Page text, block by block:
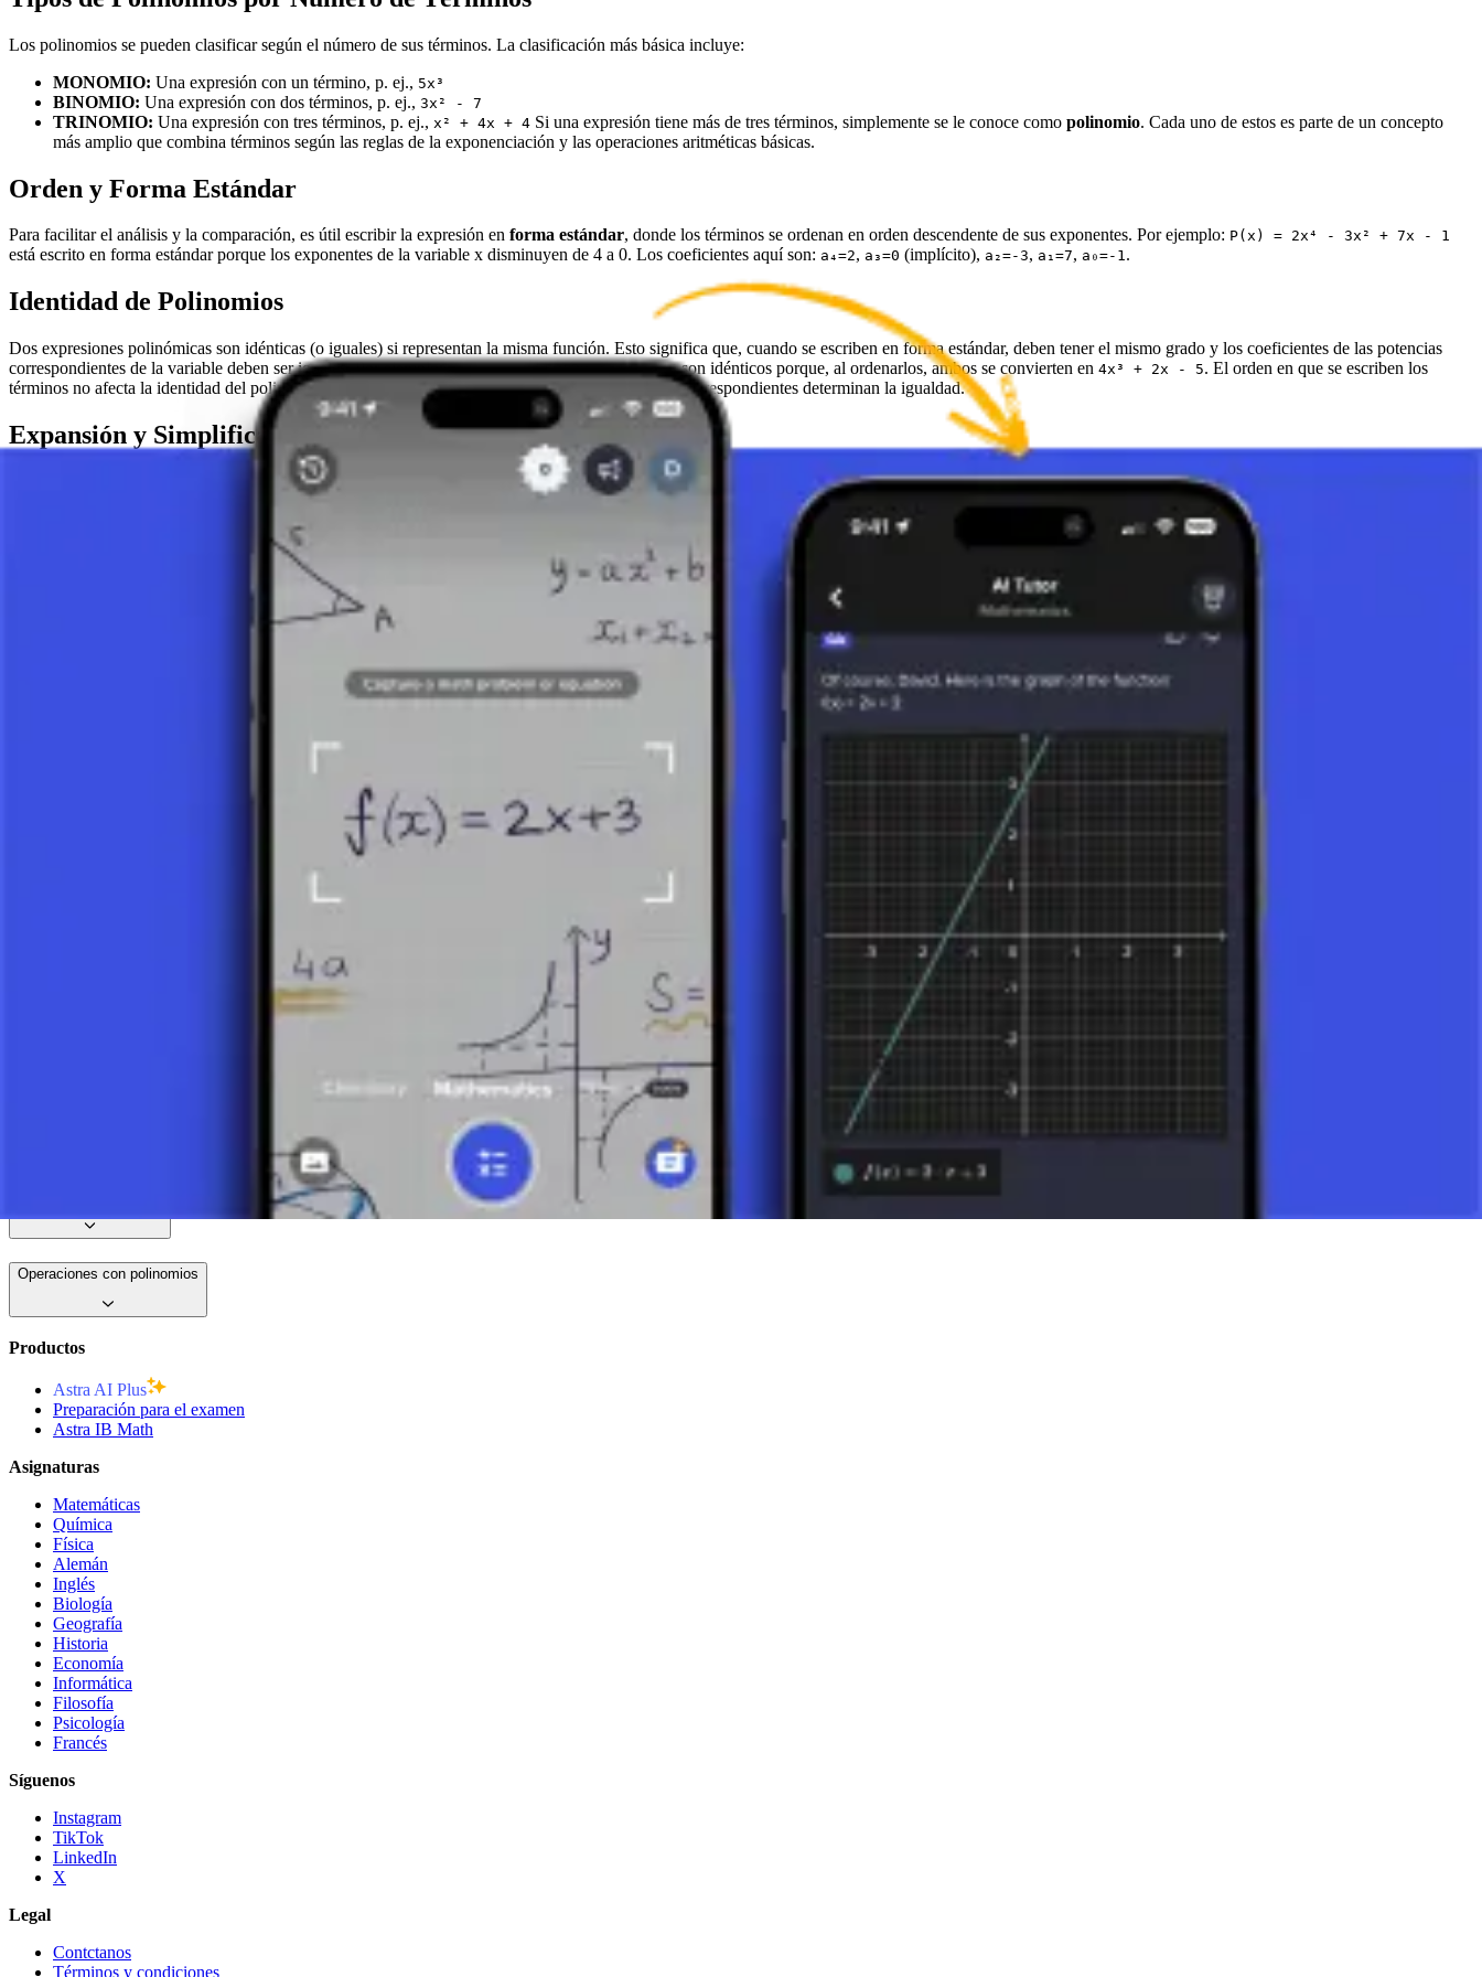
Los polinomios se pueden clasificar según el número de sus términos. La clasificación más básica incluye:
MONOMIO: Una expresión con un término, p. ej., 5x³
BINOMIO: Una expresión con dos términos, p. ej., 3x² - 7
TRINOMIO: Una expresión con tres términos, p. ej., x² + 4x + 4 Si una expresión tiene más de tres términos, simplemente se le conoce como polinomio. Cada uno de estos es parte de un concepto
más amplio que combina términos según las reglas de la exponenciación y las operaciones aritméticas básicas.
Orden y Forma Estándar
Para facilitar el análisis y la comparación, es útil escribir la expresión en forma estándar, donde los términos se ordenan en orden descendente de sus exponentes. Por ejemplo: P(x) = 2x⁴ - 3x² + 7x - 1
está escrito en forma estándar porque los exponentes de la variable x disminuyen de 4 a 0. Los coeficientes aquí son: a₄=2, a₃=0 (implícito), a₂=-3, a₁=7, a₀=-1.
Identidad de Polinomios
Dos expresiones polinómicas son idénticas (o iguales) si representan la misma función. Esto significa que, cuando se escriben en forma estándar, deben tener el mismo grado y los coeficientes de las potencias
correspondientes de la variable deben ser iguales. Por ejemplo:4x³ + 2x - 5y2x + 4x³ - 5son idénticos porque, al ordenarlos, ambos se convierten en 4x³ + 2x - 5. El orden en que se escriben los
términos no afecta la identidad del polinomio, solo los valores de los coeficientes y sus potencias correspondientes determinan la igualdad.
Expansión y Simplificación
La expansión implica multiplicar las expresiones polinómicas. Por ejemplo, al multiplicar dos binomios, cada término de una expresión se multiplica por cada término de la otra. El resultado luego se simplifica
combinando términos semejantes (términos con la misma potencia de la variable). Por ejemplo: (x + 2)(x − 3) = x(x) + x(-3) + 2(x) + 2(-3) = x² − 3x + 2x − 6 = x² − x − 6
fundamental para manejar los productos de expresiones polinómicas, lo que conduce a un polinomio en forma estándar.
Comprender los tipos básicos y las reglas de notación para estas expresiones es un paso esencial para un mayor tratamiento de las estructuras algebraicas. Ordenar, comparar y expandir permiten un trabajo
sistemático con expresiones y preparan para operaciones más complejas como la división, la factorización o el análisis de gráficas.
Haz una foto de tu tarea y utiliza el tutor de IA.
Operaciones con polinomios
Productos
Astra AI Plus
Preparación para el examen
Astra IB Math
Asignaturas
Matemáticas
Química
Física
Alemán
Inglés
Biología
Geografía
Historia
Economía
Informática
Filosofía
Psicología
Francés
Síguenos
Instagram
TikTok
LinkedIn
X
Legal
Contctanos
Términos y condiciones